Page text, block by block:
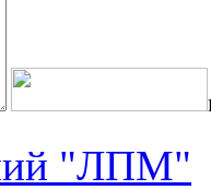
"ЛПМ"